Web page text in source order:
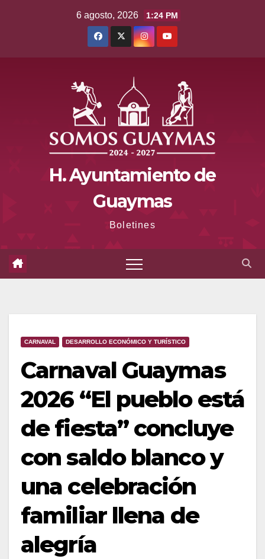
6 agosto, 2026 1:24 PM
H. Ayuntamiento de
Guaymas
Boletines
CARNAVAL DESARROLLO ECONÓMICO Y TURÍSTICO
Carnaval Guaymas
2026 “El pueblo está
de fiesta” concluye
con saldo blanco y
una celebración
familiar llena de
alegría